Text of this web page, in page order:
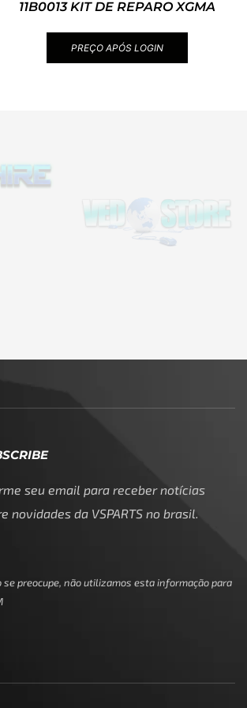
11B0013 KIT DE REPARO XGMA
PREÇO APÓS LOGIN
seu email para receber notícias
novidades da VSPARTS no brasil.
se preocupe, não utilizamos esta informação para